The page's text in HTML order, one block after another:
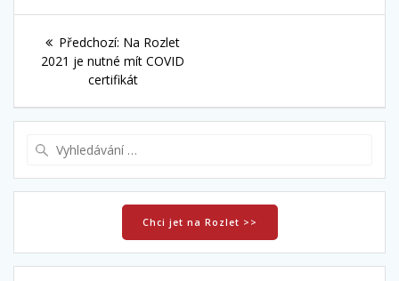
Navigace
pro
příspěvek
Předchozí: Předchozí
příspěvek:
Na Rozlet
2021 je nutné mít COVID
certifikát
Chci jet na Rozlet >>